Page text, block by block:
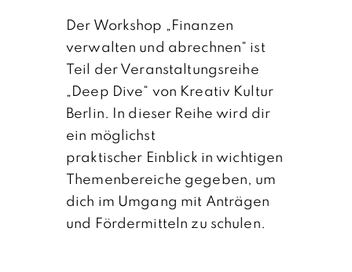
Der Workshop „Finanzen
verwalten und abrechnen“ ist
Teil der Veranstaltungsreihe
„Deep Dive“ von Kreativ Kultur
Berlin. In dieser Reihe wird dir
ein möglichst
praktischer Einblick in wichtigen
Themenbereiche gegeben, um
dich im Umgang mit Anträgen
und Fördermitteln zu schulen.